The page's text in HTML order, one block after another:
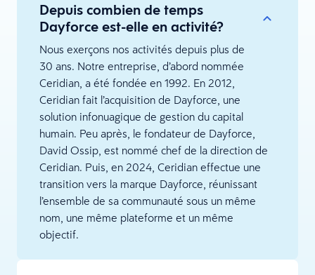
Depuis combien de temps
Dayforce est-elle en activité?
Nous exerçons nos activités depuis plus de
30 ans. Notre entreprise, d’abord nommée
Ceridian, a été fondée en 1992. En 2012,
Ceridian fait l’acquisition de Dayforce, une
solution infonuagique de gestion du capital
humain. Peu après, le fondateur de Dayforce,
David Ossip, est nommé chef de la direction de
Ceridian. Puis, en 2024, Ceridian effectue une
transition vers la marque Dayforce, réunissant
l’ensemble de sa communauté sous un même
nom, une même plateforme et un même
objectif.